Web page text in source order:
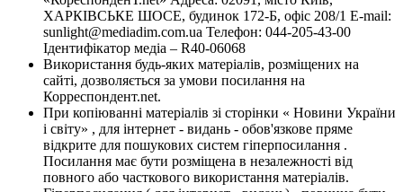
ХАРКІВСЬКЕ ШОСЕ, будинок 172-Б, офіс 208/1 E-mail:
sunlight@mediadim.com.ua Телефон: 044-205-43-00
Ідентифікатор медіа – R40-06068
Використання будь-яких матеріалів, розміщених на
сайті, дозволяється за умови посилання на
Корреспондент.net.
При копіюванні матеріалів зі сторінки « Новини України
і світу» , для інтернет - видань - обов'язкове пряме
відкрите для пошукових систем гіперпосилання .
Посилання має бути розміщена в незалежності від
повного або часткового використання матеріалів.